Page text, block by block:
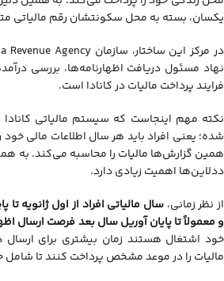
یکسان، بسته به محل سکونتشان رقم مالیاتی
نهاد مسئول دریافت اظهارنامه‌ها، بررسی
فرایند پرداخت مالیات در کانادا است.
نکته مهم اینجاست که سیستم مالیاتی کانادا
شده؛ یعنی افراد باید هر سال اطلاعات مالی
همین گزارش‌ها مالیات را محاسبه می‌کند. به
ددلاین‌ها اهمیت زیادی دارد.
از نظر زمانی،سال مالیاتی افراد از اول ژانویه
و معمولاً تا پایان آوریل سال بعد فرصت ارسال
خود اشتغال هستند زمان بیشتری برای ارسال
مالیات را در موعد مشخص پرداخت کنند تا شامل